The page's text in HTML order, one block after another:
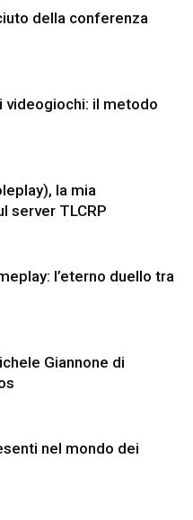
della conferenza
videogiochi: il metodo
la mia
server TLCRP
l’eterno duello tra
Giannone di
nel mondo dei